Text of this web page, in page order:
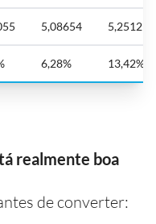
5,08654 5,25129
6,28% 13,42%
realmente boa
de converter: